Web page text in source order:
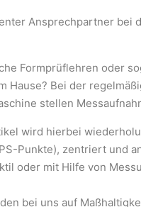
Ansprechpartner bei
Formprüflehren oder
Hause? Bei der
stellen
wird hierbei
Punkte), zentriert und
oder mit Hilfe von
bei uns auf